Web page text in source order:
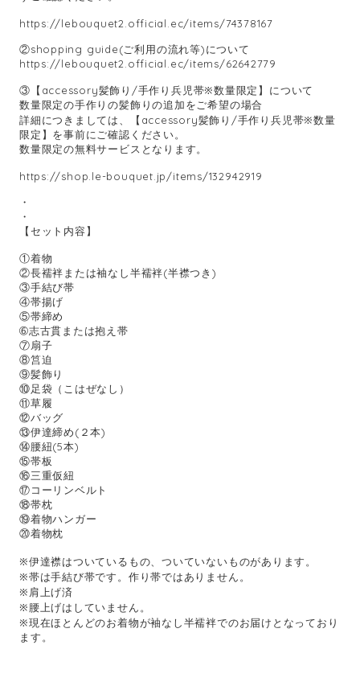
https://lebouquet2.official.ec/items/74378167
②shopping guide(ご利用の流れ等)について
https://lebouquet2.official.ec/items/62642779
③【accessory髪飾り/手作り兵児帯※数量限定】について
数量限定の手作りの髪飾りの追加をご希望の場合
詳細につきましては、【accessory髪飾り/手作り兵児帯※数量
限定】を事前にご確認ください。
数量限定の無料サービスとなります。
https://shop.le-bouquet.jp/items/132942919
・
・
【セット内容】
①着物
②長襦袢または袖なし半襦袢(半襟つき)
③手結び帯
④帯揚げ
⑤帯締め
➅志古貫または抱え帯
⑦扇子
⑧筥迫
⑨髪飾り
⑩足袋（こはぜなし）
⑪草履
⑫バッグ
⑬伊達締め(２本)
⑭腰紐(5本)
⑮帯板
⑯三重仮紐
⑰コーリンベルト
⑱帯枕
⑲着物ハンガー
⑳着物枕
※伊達襟はついているもの、ついていないものがあります。
※帯は手結び帯です。作り帯ではありません。
※肩上げ済
※腰上げはしていません。
※現在ほとんどのお着物が袖なし半襦袢でのお届けとなっており
ます。